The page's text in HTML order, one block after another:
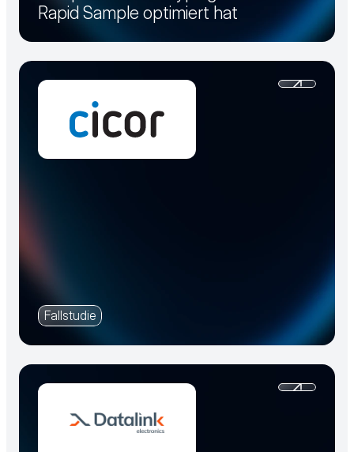
Rapid Sample optimiert hat
Fallstudie